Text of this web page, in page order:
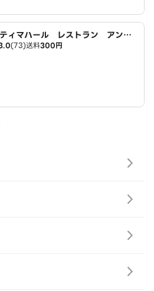
ィマハール レストラン アンド
(73)送料300円